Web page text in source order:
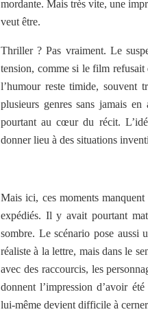
mordante. Mais très vite, une
veut être.
Thriller ? Pas vraiment. Le
tension, comme si le film refusait
l’humour reste timide, souvent
plusieurs genres sans jamais
pourtant au cœur du récit.
donner lieu à des situations
Mais ici, ces moments manquent
expédiés. Il y avait pourtant
sombre. Le scénario pose aussi
réaliste à la lettre, mais dans le
avec des raccourcis, les
donnent l’impression d’avoir
lui-même devient difficile à